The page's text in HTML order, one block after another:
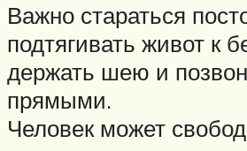
Важно стараться
подтягивать живот к
держать шею и
прямыми.
Человек может